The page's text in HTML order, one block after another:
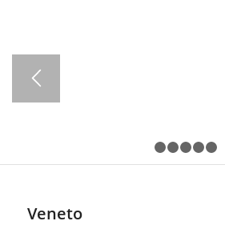
Veneto